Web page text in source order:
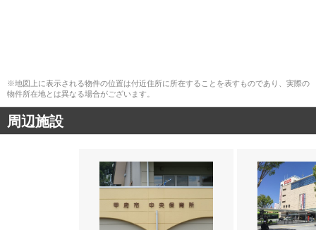
※地図上に表示される物件の位置は付近住所に所在することを表すものであり、実際の
物件所在地とは異なる場合がございます。
周辺施設